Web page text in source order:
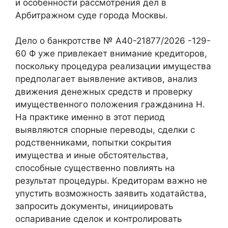
и особенности рассмотрения дел в
Арбитражном суде города Москвы.
Дело о банкротстве № А40-21877/2026 -129-
60 Ф уже привлекает внимание кредиторов,
поскольку процедура реализации имущества
предполагает выявление активов, анализ
движения денежных средств и проверку
имущественного положения гражданина Н.
На практике именно в этот период
выявляются спорные переводы, сделки с
родственниками, попытки сокрытия
имущества и иные обстоятельства,
способные существенно повлиять на
результат процедуры. Кредиторам важно не
упустить возможность заявить ходатайства,
запросить документы, инициировать
оспаривание сделок и контролировать